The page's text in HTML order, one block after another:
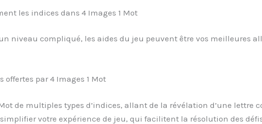
les indices dans 4 Images 1 Mot
niveau compliqué, les aides du jeu peuvent être vos meilleures
offertes par 4 Images 1 Mot
de multiples types d’indices, allant de la révélation d’une lettre
votre expérience de jeu, qui facilitent la résolution des